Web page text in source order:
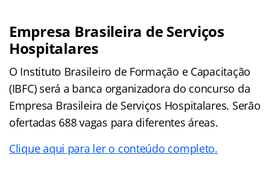
Empresa Brasileira de Serviços
Hospitalares
O Instituto Brasileiro de Formação e Capacitação
(IBFC) será a banca organizadora do concurso da
Empresa Brasileira de Serviços Hospitalares. Serão
ofertadas 688 vagas para diferentes áreas.
Clique aqui para ler o conteúdo completo.